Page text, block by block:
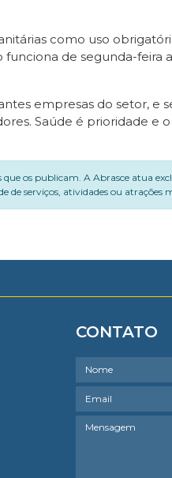
como uso
de segunda-feira a
empresas do setor, e
Saúde é prioridade e
que os publicam. A Abrasce atua
de serviços, atividades ou atrações
CONTATO